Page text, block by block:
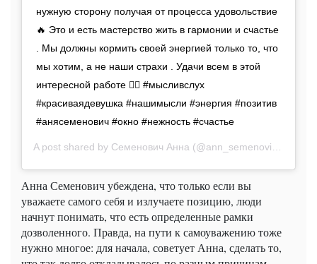
нужную сторону получая от процесса удовольствие
🔥 Это и есть мастерство жить в гармонии и счастье
. Мы должны кормить своей энергией только то, что
мы хотим, а не наши страхи . Удачи всем в этой
интересной работе ✊🏼 #мысливслух
#красиваядевушка #нашимысли #энергия #позитив
#анясеменович #окно #нежность #счастье
A post shared by Семенович Анна (@ann_semenovich) on
Анна Семенович убеждена, что только если вы
уважаете самого себя и излучаете позицию, люди
начнут понимать, что есть определенные рамки
дозволенного. Правда, на пути к самоуважению тоже
нужно многое: для начала, советует Анна, сделать то,